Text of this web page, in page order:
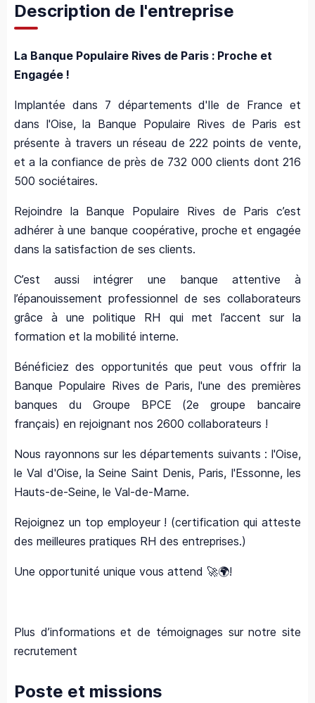
Description de l'entreprise
La Banque Populaire Rives de Paris : Proche et
Engagée !
Implantée dans 7 départements d'Ile de France et
dans l'Oise, la Banque Populaire Rives de Paris est
présente à travers un réseau de 222 points de vente,
et a la confiance de près de 732 000 clients dont 216
500 sociétaires.
Rejoindre la Banque Populaire Rives de Paris c’est
adhérer à une banque coopérative, proche et engagée
dans la satisfaction de ses clients.
C’est aussi intégrer une banque attentive à
l’épanouissement professionnel de ses collaborateurs
grâce à une politique RH qui met l’accent sur la
formation et la mobilité interne.
Bénéficiez des opportunités que peut vous offrir la
Banque Populaire Rives de Paris, l'une des premières
banques du Groupe BPCE (2e groupe bancaire
français) en rejoignant nos 2600 collaborateurs !
Nous rayonnons sur les départements suivants : l'Oise,
le Val d'Oise, la Seine Saint Denis, Paris, l'Essonne, les
Hauts-de-Seine, le Val-de-Marne.
Rejoignez un top employeur ! (certification qui atteste
des meilleures pratiques RH des entreprises.)
Une opportunité unique vous attend 🚀🌍!
Plus d’informations et de témoignages sur notre site
recrutement
Poste et missions